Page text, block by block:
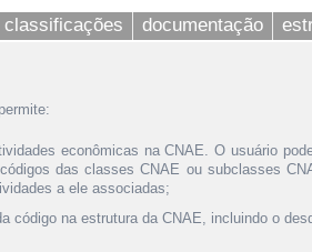
classificações documentação
econômicas na CNAE. O usuário
das classes CNAE ou subclasses
a ele associadas;
código na estrutura da CNAE, incluindo o